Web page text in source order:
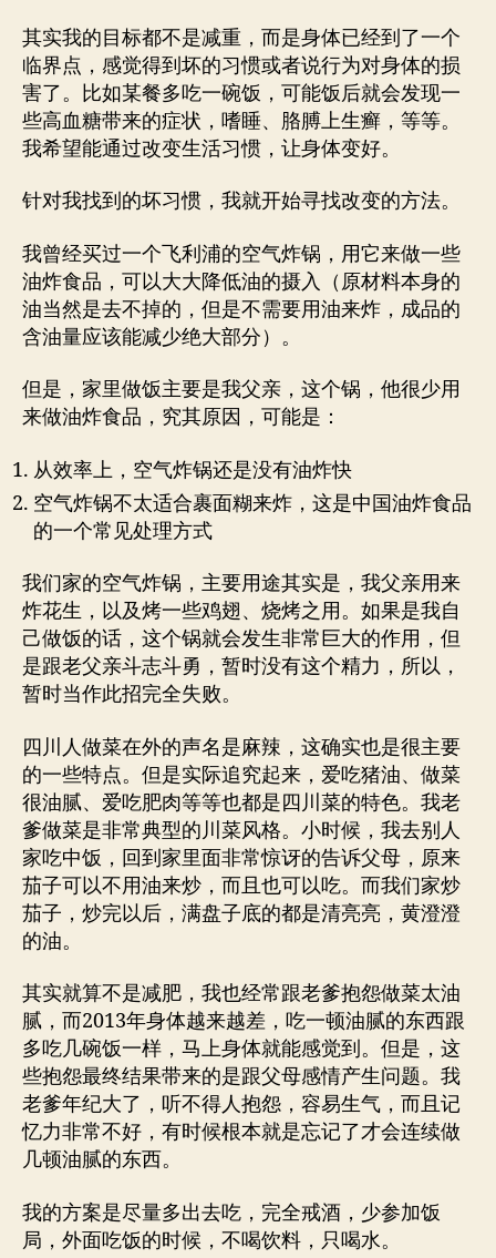
其实我的目标都不是减重，而是身体已经到了一个
临界点，感觉得到坏的习惯或者说行为对身体的损
害了。比如某餐多吃一碗饭，可能饭后就会发现一
些高血糖带来的症状，嗜睡、胳膊上生癣，等等。
我希望能通过改变生活习惯，让身体变好。
针对我找到的坏习惯，我就开始寻找改变的方法。
我曾经买过一个飞利浦的空气炸锅，用它来做一些
油炸食品，可以大大降低油的摄入（原材料本身的
油当然是去不掉的，但是不需要用油来炸，成品的
含油量应该能减少绝大部分）。
但是，家里做饭主要是我父亲，这个锅，他很少用
来做油炸食品，究其原因，可能是：
从效率上，空气炸锅还是没有油炸快
空气炸锅不太适合裹面糊来炸，这是中国油炸食品
的一个常见处理方式
我们家的空气炸锅，主要用途其实是，我父亲用来
炸花生，以及烤一些鸡翅、烧烤之用。如果是我自
己做饭的话，这个锅就会发生非常巨大的作用，但
是跟老父亲斗志斗勇，暂时没有这个精力，所以，
暂时当作此招完全失败。
四川人做菜在外的声名是麻辣，这确实也是很主要
的一些特点。但是实际追究起来，爱吃猪油、做菜
很油腻、爱吃肥肉等等也都是四川菜的特色。我老
爹做菜是非常典型的川菜风格。小时候，我去别人
家吃中饭，回到家里面非常惊讶的告诉父母，原来
茄子可以不用油来炒，而且也可以吃。而我们家炒
茄子，炒完以后，满盘子底的都是清亮亮，黄澄澄
的油。
其实就算不是减肥，我也经常跟老爹抱怨做菜太油
腻，而2013年身体越来越差，吃一顿油腻的东西跟
多吃几碗饭一样，马上身体就能感觉到。但是，这
些抱怨最终结果带来的是跟父母感情产生问题。我
老爹年纪大了，听不得人抱怨，容易生气，而且记
忆力非常不好，有时候根本就是忘记了才会连续做
几顿油腻的东西。
我的方案是尽量多出去吃，完全戒酒，少参加饭
局，外面吃饭的时候，不喝饮料，只喝水。